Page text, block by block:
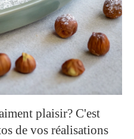
plaisir? C'est
de vos réalisations